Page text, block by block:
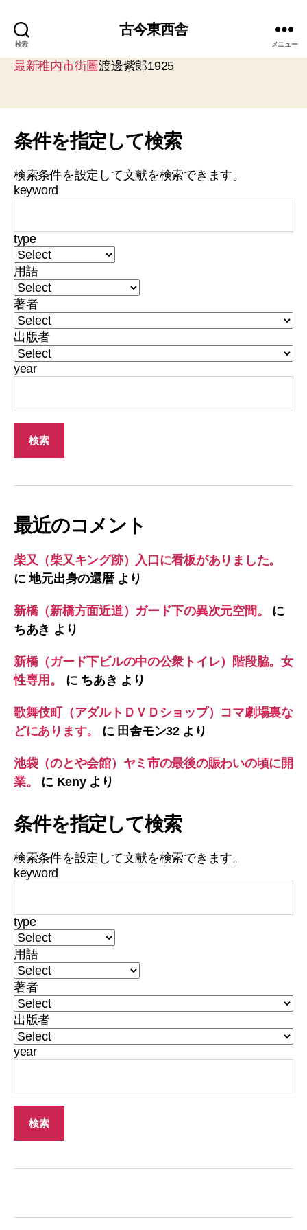
検索
古今東西舎
メニュー
最新稚内市街圖渡邊紫郎1925
条件を指定して検索
検索条件を設定して文献を検索できます。
keyword
type
用語
著者
出版者
year
最近のコメント
柴又（柴又キング跡）入口に看板がありました。
に地元出身の還暦より
新橋（新橋方面近道）ガード下の異次元空間。
に
ちあき より
新橋（ガード下ビルの中の公衆トイレ）階段脇。女
性専用。
に ちあき より
歌舞伎町（アダルトＤＶＤショップ）コマ劇場裏な
どにあります。
に 田舎モン32より
池袋（のとや会館）ヤミ市の最後の賑わいの頃に開
業。
に Kenyより
条件を指定して検索
検索条件を設定して文献を検索できます。
keyword
type
用語
著者
出版者
year